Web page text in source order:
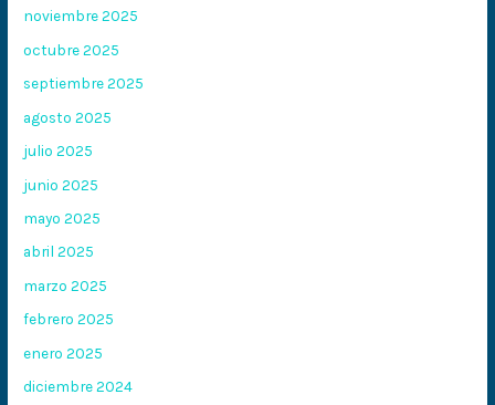
noviembre 2025
octubre 2025
septiembre 2025
agosto 2025
julio 2025
junio 2025
mayo 2025
abril 2025
marzo 2025
febrero 2025
enero 2025
diciembre 2024